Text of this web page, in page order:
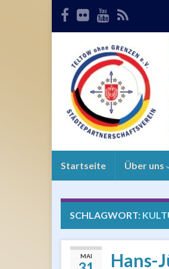
Startseite Über uns
SCHLAGWORT:
MAI
Hans-